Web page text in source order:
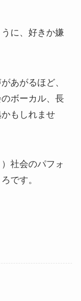
に、好きか嫌
あがるほど、
ボーカル、長
もしれませ
社会のパフォ
ろです。